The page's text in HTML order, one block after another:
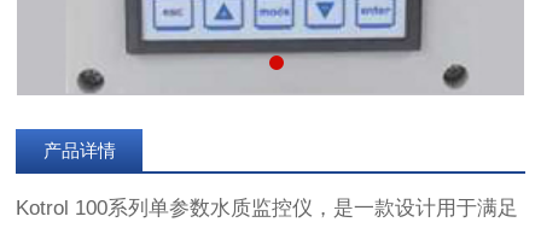
产品详情
Kotrol 100系列单参数水质监控仪，是一款设计用于满足